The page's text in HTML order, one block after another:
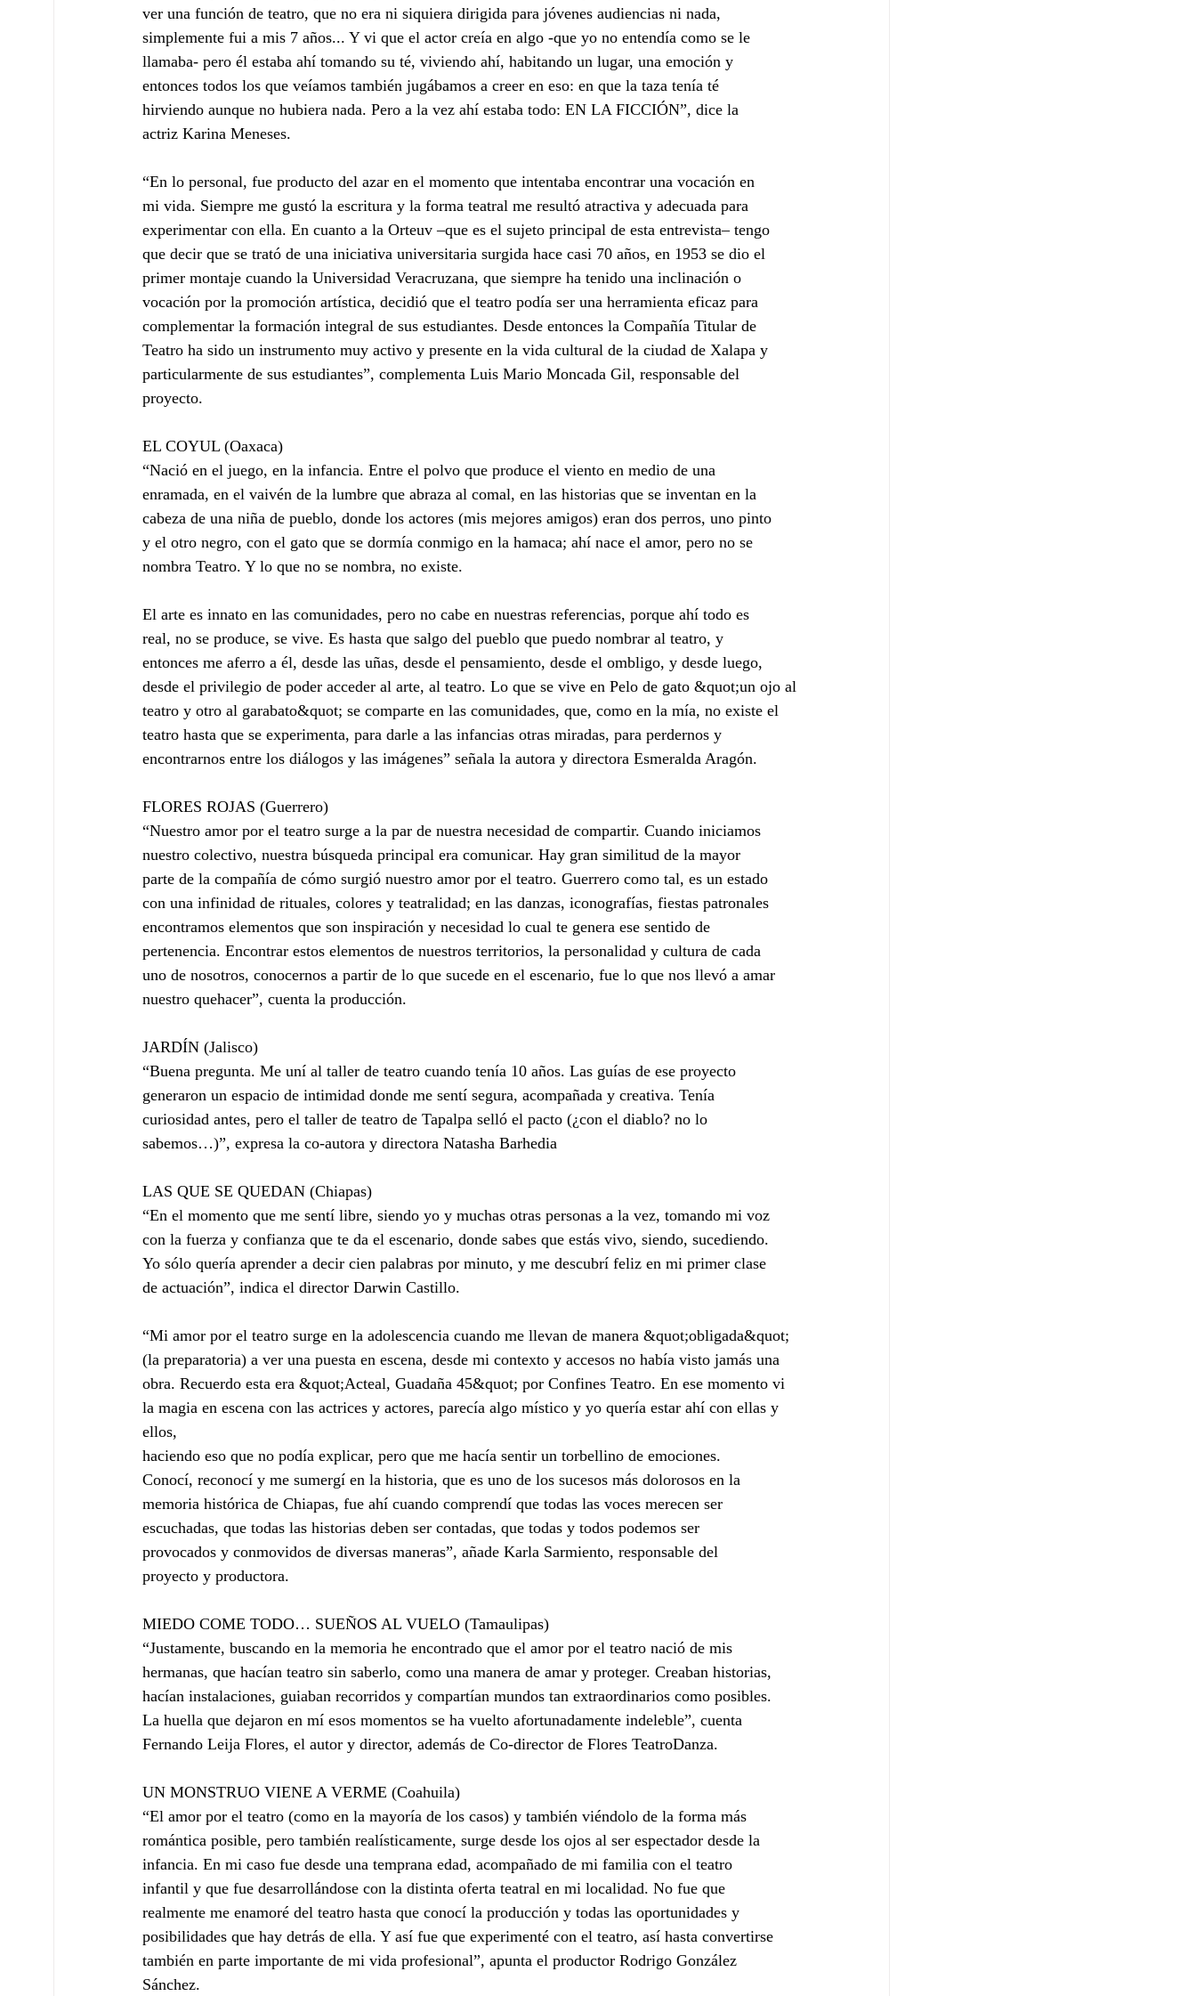
ver una función de teatro, que no era ni siquiera dirigida para jóvenes audiencias ni nada,
simplemente fui a mis 7 años... Y vi que el actor creía en algo -que yo no entendía como se le
llamaba- pero él estaba ahí tomando su té, viviendo ahí, habitando un lugar, una emoción y
entonces todos los que veíamos también jugábamos a creer en eso: en que la taza tenía té
hirviendo aunque no hubiera nada. Pero a la vez ahí estaba todo: EN LA FICCIÓN”, dice la
actriz Karina Meneses.
“En lo personal, fue producto del azar en el momento que intentaba encontrar una vocación en
mi vida. Siempre me gustó la escritura y la forma teatral me resultó atractiva y adecuada para
experimentar con ella. En cuanto a la Orteuv –que es el sujeto principal de esta entrevista– tengo
que decir que se trató de una iniciativa universitaria surgida hace casi 70 años, en 1953 se dio el
primer montaje cuando la Universidad Veracruzana, que siempre ha tenido una inclinación o
vocación por la promoción artística, decidió que el teatro podía ser una herramienta eficaz para
complementar la formación integral de sus estudiantes. Desde entonces la Compañía Titular de
Teatro ha sido un instrumento muy activo y presente en la vida cultural de la ciudad de Xalapa y
particularmente de sus estudiantes”, complementa Luis Mario Moncada Gil, responsable del
proyecto.
EL COYUL (Oaxaca)
“Nació en el juego, en la infancia. Entre el polvo que produce el viento en medio de una
enramada, en el vaivén de la lumbre que abraza al comal, en las historias que se inventan en la
cabeza de una niña de pueblo, donde los actores (mis mejores amigos) eran dos perros, uno pinto
y el otro negro, con el gato que se dormía conmigo en la hamaca; ahí nace el amor, pero no se
nombra Teatro. Y lo que no se nombra, no existe.
El arte es innato en las comunidades, pero no cabe en nuestras referencias, porque ahí todo es
real, no se produce, se vive. Es hasta que salgo del pueblo que puedo nombrar al teatro, y
entonces me aferro a él, desde las uñas, desde el pensamiento, desde el ombligo, y desde luego,
desde el privilegio de poder acceder al arte, al teatro. Lo que se vive en Pelo de gato &quot;un ojo al
teatro y otro al garabato&quot; se comparte en las comunidades, que, como en la mía, no existe el
teatro hasta que se experimenta, para darle a las infancias otras miradas, para perdernos y
encontrarnos entre los diálogos y las imágenes” señala la autora y directora Esmeralda Aragón.
FLORES ROJAS (Guerrero)
“Nuestro amor por el teatro surge a la par de nuestra necesidad de compartir. Cuando iniciamos
nuestro colectivo, nuestra búsqueda principal era comunicar. Hay gran similitud de la mayor
parte de la compañía de cómo surgió nuestro amor por el teatro. Guerrero como tal, es un estado
con una infinidad de rituales, colores y teatralidad; en las danzas, iconografías, fiestas patronales
encontramos elementos que son inspiración y necesidad lo cual te genera ese sentido de
pertenencia. Encontrar estos elementos de nuestros territorios, la personalidad y cultura de cada
uno de nosotros, conocernos a partir de lo que sucede en el escenario, fue lo que nos llevó a amar
nuestro quehacer”, cuenta la producción.
JARDÍN (Jalisco)
“Buena pregunta. Me uní al taller de teatro cuando tenía 10 años. Las guías de ese proyecto
generaron un espacio de intimidad donde me sentí segura, acompañada y creativa. Tenía
curiosidad antes, pero el taller de teatro de Tapalpa selló el pacto (¿con el diablo? no lo
sabemos…)”, expresa la co-autora y directora Natasha Barhedia
LAS QUE SE QUEDAN (Chiapas)
“En el momento que me sentí libre, siendo yo y muchas otras personas a la vez, tomando mi voz
con la fuerza y confianza que te da el escenario, donde sabes que estás vivo, siendo, sucediendo.
Yo sólo quería aprender a decir cien palabras por minuto, y me descubrí feliz en mi primer clase
de actuación”, indica el director Darwin Castillo.
“Mi amor por el teatro surge en la adolescencia cuando me llevan de manera &quot;obligada&quot;
(la preparatoria) a ver una puesta en escena, desde mi contexto y accesos no había visto jamás una
obra. Recuerdo esta era &quot;Acteal, Guadaña 45&quot; por Confines Teatro. En ese momento vi
la magia en escena con las actrices y actores, parecía algo místico y yo quería estar ahí con ellas y
ellos,
haciendo eso que no podía explicar, pero que me hacía sentir un torbellino de emociones.
Conocí, reconocí y me sumergí en la historia, que es uno de los sucesos más dolorosos en la
memoria histórica de Chiapas, fue ahí cuando comprendí que todas las voces merecen ser
escuchadas, que todas las historias deben ser contadas, que todas y todos podemos ser
provocados y conmovidos de diversas maneras”, añade Karla Sarmiento, responsable del
proyecto y productora.
MIEDO COME TODO… SUEÑOS AL VUELO (Tamaulipas)
“Justamente, buscando en la memoria he encontrado que el amor por el teatro nació de mis
hermanas, que hacían teatro sin saberlo, como una manera de amar y proteger. Creaban historias,
hacían instalaciones, guiaban recorridos y compartían mundos tan extraordinarios como posibles.
La huella que dejaron en mí esos momentos se ha vuelto afortunadamente indeleble”, cuenta
Fernando Leija Flores, el autor y director, además de Co-director de Flores TeatroDanza.
UN MONSTRUO VIENE A VERME (Coahuila)
“El amor por el teatro (como en la mayoría de los casos) y también viéndolo de la forma más
romántica posible, pero también realísticamente, surge desde los ojos al ser espectador desde la
infancia. En mi caso fue desde una temprana edad, acompañado de mi familia con el teatro
infantil y que fue desarrollándose con la distinta oferta teatral en mi localidad. No fue que
realmente me enamoré del teatro hasta que conocí la producción y todas las oportunidades y
posibilidades que hay detrás de ella. Y así fue que experimenté con el teatro, así hasta convertirse
también en parte importante de mi vida profesional”, apunta el productor Rodrigo González
Sánchez.